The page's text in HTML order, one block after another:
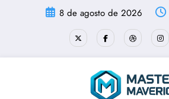
8 de agosto de 2026